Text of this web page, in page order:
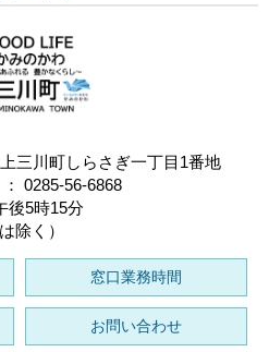
三川町しらさぎ一丁目1番地
0285-56-6868
後5時15分
除く）
窓口業務時間
お問い合わせ